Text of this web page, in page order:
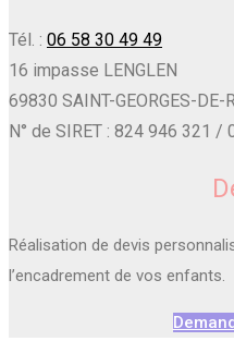
Tél. : 06 58 30 49 49
16 impasse LENGLEN
69830 SAINT-GEORGES-DE-
N° de SIRET : 824 946 321 /
Réalisation de devis
l’encadrement de vos enfants.